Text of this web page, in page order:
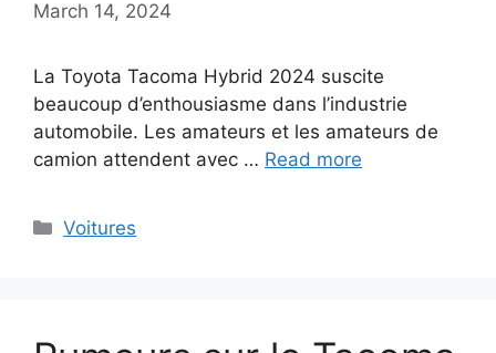
March 14, 2024
La Toyota Tacoma Hybrid 2024 suscite
beaucoup d’enthousiasme dans l’industrie
automobile. Les amateurs et les amateurs de
camion attendent avec … Read more
Categories
Voitures